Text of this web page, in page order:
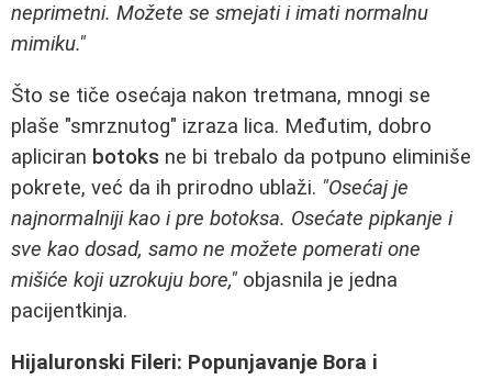
neprimetni. Možete se smejati i imati normalnu
mimiku."
Što se tiče osećaja nakon tretmana, mnogi se
plaše "smrznutog" izraza lica. Međutim, dobro
apliciran botoks ne bi trebalo da potpuno eliminiše
pokrete, već da ih prirodno ublaži. "Osećaj je
najnormalniji kao i pre botoksa. Osećate pipkanje i
sve kao dosad, samo ne možete pomerati one
mišiće koji uzrokuju bore," objasnila je jedna
pacijentkinja.
Hijaluronski Fileri: Popunjavanje Bora i